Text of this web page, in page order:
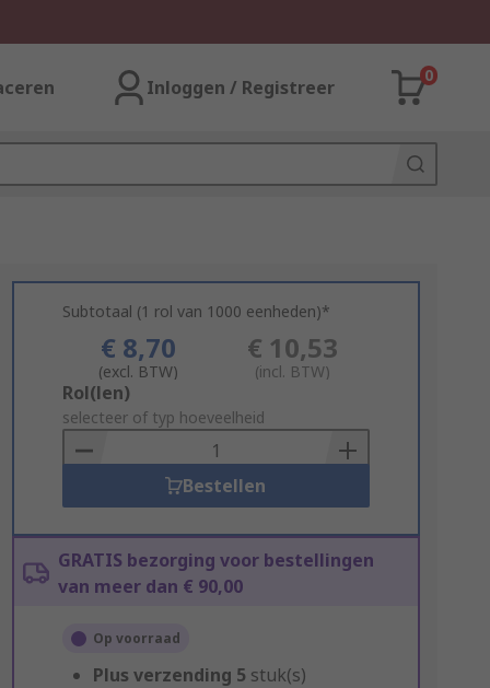
Inloggen / Registreer
0
Subtotaal (1 rol van 1000 eenheden)*
€ 8,70
(excl. BTW)
€ 10,53
(incl. BTW)
Add
to
Basket
Rol(len)
selecteer of typ hoeveelheid
Bestellen
GRATIS bezorging voor bestellingen
van meer dan € 90,00
Op voorraad
Plus verzending 5 stuk(s)